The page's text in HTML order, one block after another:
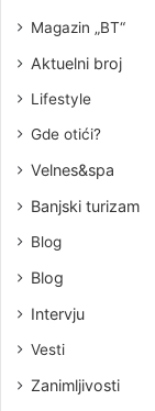
Magazin „BT“
Aktuelni broj
Lifestyle
Gde otići?
Velnes&spa
Banjski turizam
Blog
Blog
Intervju
Vesti
Zanimljivosti